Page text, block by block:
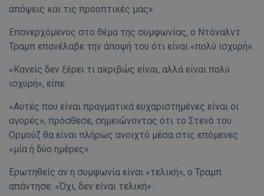
απόψεις και τις προοπτικές μας».
Επανερχόμενος στο θέμα της συμφωνίας, ο Ντόναλντ
Τραμπ επανέλαβε την άποψή του ότι είναι «πολύ ισχυρή».
«Κανείς δεν ξέρει τι ακριβώς είναι, αλλά είναι πολύ
ισχυρή», είπε.
«Αυτές που είναι πραγματικά ευχαριστημένες είναι οι
αγορές», πρόσθεσε, σημειώνοντας ότι το Στενό του
Ορμούζ θα είναι πλήρως ανοιχτό μέσα στις επόμενες
«μία ή δύο ημέρες».
Ερωτηθείς αν η συμφωνία είναι «τελική», ο Τραμπ
απάντησε: «Όχι, δεν είναι τελική».